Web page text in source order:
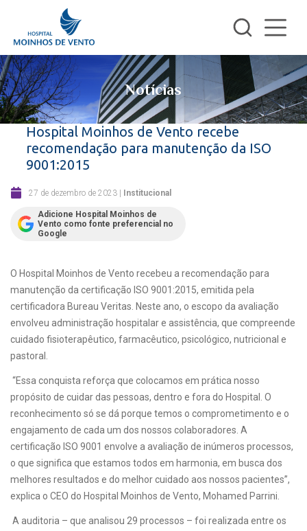
Notícias
Hospital Moinhos de Vento recebe
recomendação para manutenção da ISO
9001:2015
27 de dezembro de 2023 | Institucional
Adicione Hospital Moinhos de
Vento como fonte preferencial no
Google
O Hospital Moinhos de Vento recebeu a recomendação para
manutenção da certificação ISO 9001:2015, emitida pela
certificadora Bureau Veritas. Neste ano, o escopo da avaliação
envolveu administração hospitalar e assistência, que compreende
cuidado fisioterapêutico, farmacêutico, psicológico, nutricional e
pastoral.
“Essa conquista reforça que colocamos em prática nosso
propósito de cuidar das pessoas, dentro e fora do Hospital. O
reconhecimento só se dá porque temos o comprometimento e o
engajamento de cada um dos nossos colaboradores. A
certificação ISO 9001 envolve a avaliação de inúmeros processos,
o que significa que estamos todos em harmonia, em busca dos
melhores resultados e do melhor cuidado aos nossos pacientes”,
explica o CEO do Hospital Moinhos de Vento, Mohamed Parrini.
A auditoria – que analisou 29 processos – foi realizada entre os